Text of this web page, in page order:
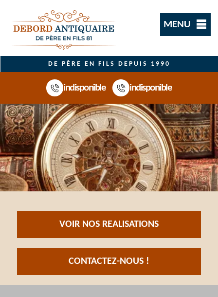
MENU
DE PÈRE EN FILS DEPUIS 1990
indisponible indisponible
VOIR NOS REALISATIONS
CONTACTEZ-NOUS !